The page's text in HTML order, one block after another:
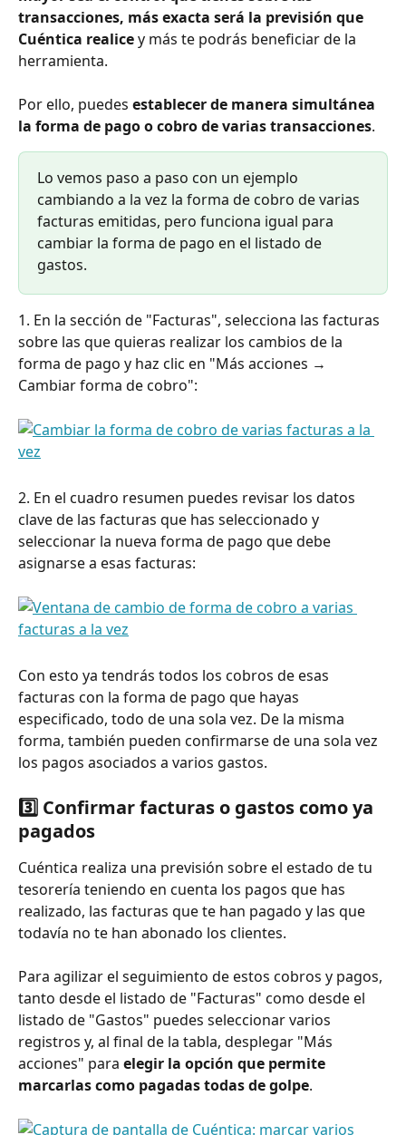
transacciones, más exacta será la previsión que
Cuéntica realice y más te podrás beneficiar de la
herramienta.
Por ello, puedes establecer de manera simultánea
la forma de pago o cobro de varias transacciones.
Lo vemos paso a paso con un ejemplo
cambiando a la vez la forma de cobro de varias
facturas emitidas, pero funciona igual para
cambiar la forma de pago en el listado de
gastos.
1. En la sección de "Facturas", selecciona las facturas
sobre las que quieras realizar los cambios de la
forma de pago y haz clic en "Más acciones →
Cambiar forma de cobro":
2. En el cuadro resumen puedes revisar los datos
clave de las facturas que has seleccionado y
seleccionar la nueva forma de pago que debe
asignarse a esas facturas:
Con esto ya tendrás todos los cobros de esas
facturas con la forma de pago que hayas
especificado, todo de una sola vez. De la misma
forma, también pueden confirmarse de una sola vez
los pagos asociados a varios gastos.
3️⃣ Confirmar facturas o gastos como ya
pagados
Cuéntica realiza una previsión sobre el estado de tu
tesorería teniendo en cuenta los pagos que has
realizado, las facturas que te han pagado y las que
todavía no te han abonado los clientes.
Para agilizar el seguimiento de estos cobros y pagos,
tanto desde el listado de "Facturas" como desde el
listado de "Gastos" puedes seleccionar varios
registros y, al final de la tabla, desplegar "Más
acciones" para elegir la opción que permite
marcarlas como pagadas todas de golpe.